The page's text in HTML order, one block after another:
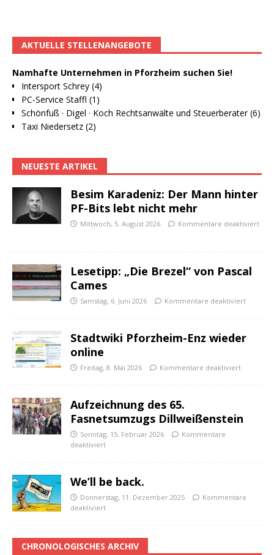
AKTUELLE STELLENANGEBOTE
Namhafte Unternehmen in Pforzheim suchen Sie!
Intersport Schrey (4)
PC-Service Staffl (1)
Schönfuß · Digel · Koch Rechtsanwälte und Steuerberater (6)
Taxi Niedersetz (2)
NEUESTE ARTIKEL
Besim Karadeniz: Der Mann hinter
PF-Bits lebt nicht mehr
Mittwoch, 5. August 2026 Kommentare deaktiviert
Lesetipp: „Die Brezel“ von Pascal
Cames
Samstag, 6. Juni 2026 Kommentare deaktiviert
Stadtwiki Pforzheim-Enz wieder
online
Freitag, 8. Mai 2026 Kommentare deaktiviert
Aufzeichnung des 65.
Fasnetsumzugs Dillweißenstein
Sonntag, 15. Februar 2026
Kommentare
deaktiviert
We’ll be back.
Donnerstag, 11. Dezember 2025
Kommentare
deaktiviert
CHRONOLOGISCHES ARCHIV